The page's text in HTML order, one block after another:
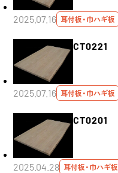
2025.07.16 耳付板・巾ハギ板
CT0221
2025.07.16 耳付板・巾ハギ板
CT0201
2025.04.28 耳付板・巾ハギ板